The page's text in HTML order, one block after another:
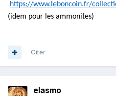
https://www.leboncoin.fr/
(idem pour les ammonites)
Citer
elasmo